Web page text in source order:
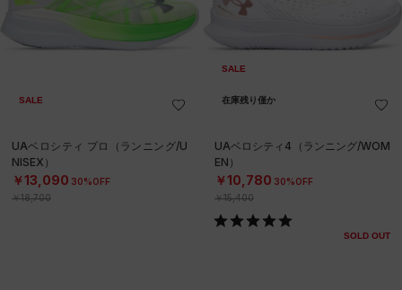
SALE
UAベロシティ プロ（ランニング/U
NISEX）
￥13,090 30%OFF
￥18,700
SALE
在庫残り僅か
UAベロシティ4（ランニング/WOM
EN）
￥10,780 30%OFF
￥15,400
SOLD OUT